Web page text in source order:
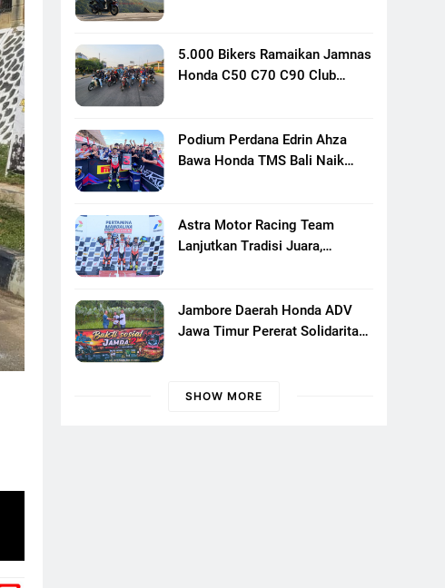
5.000 Bikers Ramaikan Jamnas
Honda C50 C70 C90 Club
Motor Klasik Honda
Podium Perdana Edrin Ahza
Bawa Honda TMS Bali Naik
Astra Motor Racing Team
Lanjutkan Tradisi Juara,
Putaran Ke 3
Jambore Daerah Honda ADV
Jawa Timur Pererat Solidaritas
Banyuwangi
SHOW MORE